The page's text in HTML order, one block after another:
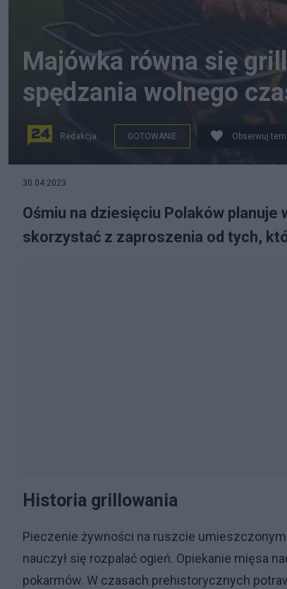
Majówka równa się
spędzania wolnego
Redakcja GOTOWANIE Obserwuj
30.04.2023
Ośmiu na dziesięciu Polaków
skorzystać z zaproszenia od tych,
Historia grillowania
Pieczenie żywności na ruszcie
nauczył się rozpalać ogień. Opiekanie mięsa
pokarmów. W czasach prehistorycznych